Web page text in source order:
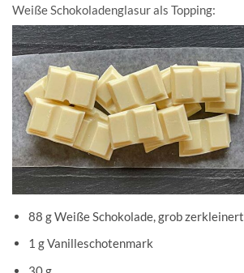
Weiße Schokoladenglasur als Topping:
88 g Weiße Schokolade, grob zerkleinert
1 g Vanilleschotenmark